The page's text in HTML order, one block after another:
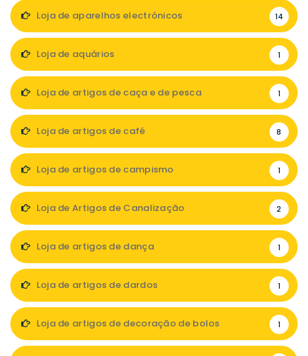
Loja de aparelhos electrónicos 14
Loja de aquários 1
Loja de artigos de caça e de pesca 1
Loja de artigos de café 8
Loja de artigos de campismo 1
Loja de Artigos de Canalização 2
Loja de artigos de dança 1
Loja de artigos de dardos 1
Loja de artigos de decoração de bolos 1